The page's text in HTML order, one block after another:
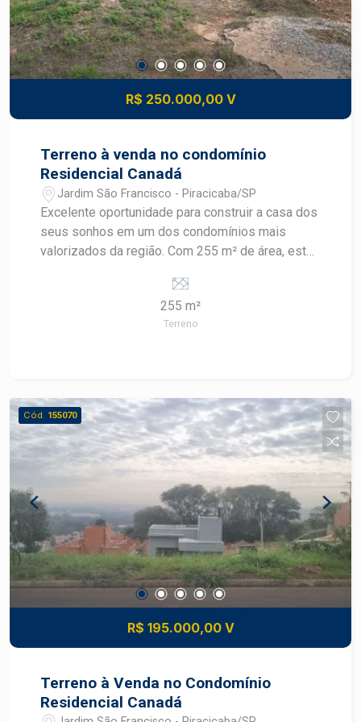
R$ 250.000,00 V
Terreno à venda no condomínio
Residencial Canadá
Jardim São Francisco - Piracicaba/SP
Excelente oportunidade para construir a casa dos
seus sonhos em um dos condomínios mais
valorizados da região. Com 255 m² de área, este
sua agradável vista para a cidade,
proporcionando um projeto residencial com
conforto, beleza e excelente aproveitamento do
ambiente tranquilo e bem planejado. Destaques
do imóvel: 255 m² de área total; Ótima topografia;
Vista privilegiada para a cidade; Excelente
localização dentro do condomínio. Diferenciais
Segurança e portaria; Ambiente familiar e
valorizado; Bela vista panorâmica da cidade. Uma
excelente opção para quem busca investir ou
morar com conforto, segurança e qualidade de
vida.
255 m²
Terreno
Cód. 155070
R$ 195.000,00 V
Terreno à Venda no Condomínio
Residencial Canadá